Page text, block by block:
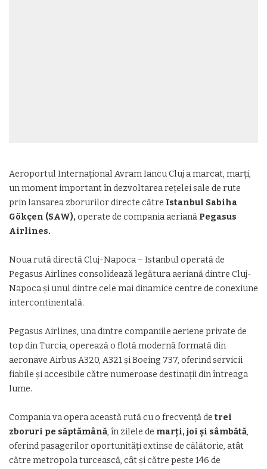
Aeroportul Internațional Avram Iancu Cluj a marcat, marți,
un moment important în dezvoltarea rețelei sale de rute
prin lansarea zborurilor directe către Istanbul Sabiha
Gökçen (SAW), operate de compania aeriană Pegasus
Airlines.
Noua rută directă Cluj-Napoca – Istanbul operată de
Pegasus Airlines consolidează legătura aeriană dintre Cluj-
Napoca și unul dintre cele mai dinamice centre de conexiune
intercontinentală.
Pegasus Airlines, una dintre companiile aeriene private de
top din Turcia, operează o flotă modernă formată din
aeronave Airbus A320, A321 și Boeing 737, oferind servicii
fiabile și accesibile către numeroase destinații din întreaga
lume.
Compania va opera această rută cu o frecvență de trei
zboruri pe săptămână, în zilele de marți, joi și sâmbătă,
oferind pasagerilor oportunități extinse de călătorie, atât
către metropola turcească, cât și către peste 146 de